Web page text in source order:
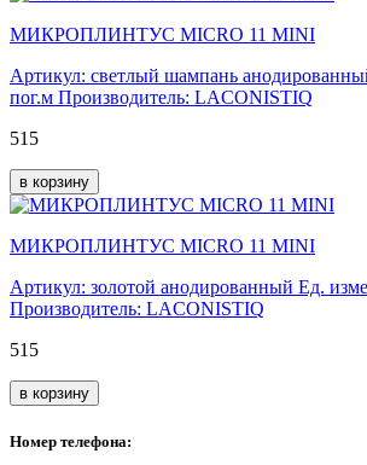
МИКРОПЛИНТУС MICRO 11 MINI
Артикул: светлый шампань
пог.м Производитель: LACONISTIQ
515
в корзину
МИКРОПЛИНТУС MICRO 11 MINI
Артикул: золотой анодированный Ед.
Производитель: LACONISTIQ
515
в корзину
Номер телефона: